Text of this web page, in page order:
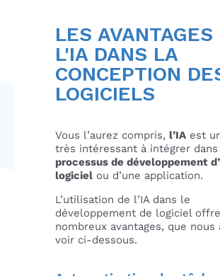
LES AVANTAGES
L'IA DANS LA
CONCEPTION
LOGICIELS
Vous l’aurez compris, l’IA est
très intéressant à intégrer
processus de développement
logiciel ou d’une application.
L’utilisation de l’IA dans le
développement de logiciel
nombreux avantages, que nous
voir ci-dessous.